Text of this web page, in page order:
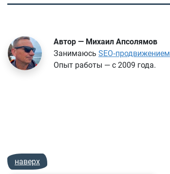
Автор — Михаил Апсолямов
Занимаюсь SEO‑продвижением
Опыт работы — с 2009 года.
наверх